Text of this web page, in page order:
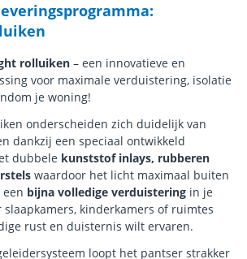
rolluiken – een innovatieve en
voor maximale verduistering, isolatie
je woning!
onderscheiden zich duidelijk van
dankzij een speciaal ontwikkeld
dubbele kunststof inlays, rubberen
waardoor het licht maximaal buiten
bijna volledige verduistering in je
kinderkamers of ruimtes
rust en duisternis wilt ervaren.
loopt het pantser strakker